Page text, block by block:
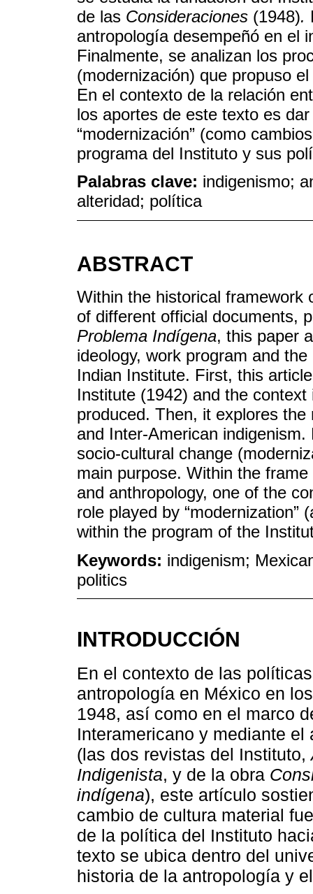
de las Consideraciones (1948).
antropología desempeñó en el
Finalmente, se analizan los
(modernización) que propuso
En el contexto de la relación
los aportes de este texto es
“modernización” (como
programa del Instituto y sus
Palabras clave: indigenismo;
alteridad; política
ABSTRACT
Within the historical framework
of different official documents,
Problema Indígena, this paper
ideology, work program and
Indian Institute. First, this
Institute (1942) and the
produced. Then, it explores
and Inter-American
socio-cultural change
main purpose. Within the
and anthropology, one of the
role played by “modernization”
within the program of the
Keywords: indigenism;
politics
INTRODUCCIÓN
En el contexto de las
antropología en México en
1948, así como en el marco
Interamericano y mediante
(las dos revistas del Instituto,
Indigenista, y de la obra
indígena), este artículo
cambio de cultura material
de la política del Instituto
texto se ubica dentro del
historia de la antropología y